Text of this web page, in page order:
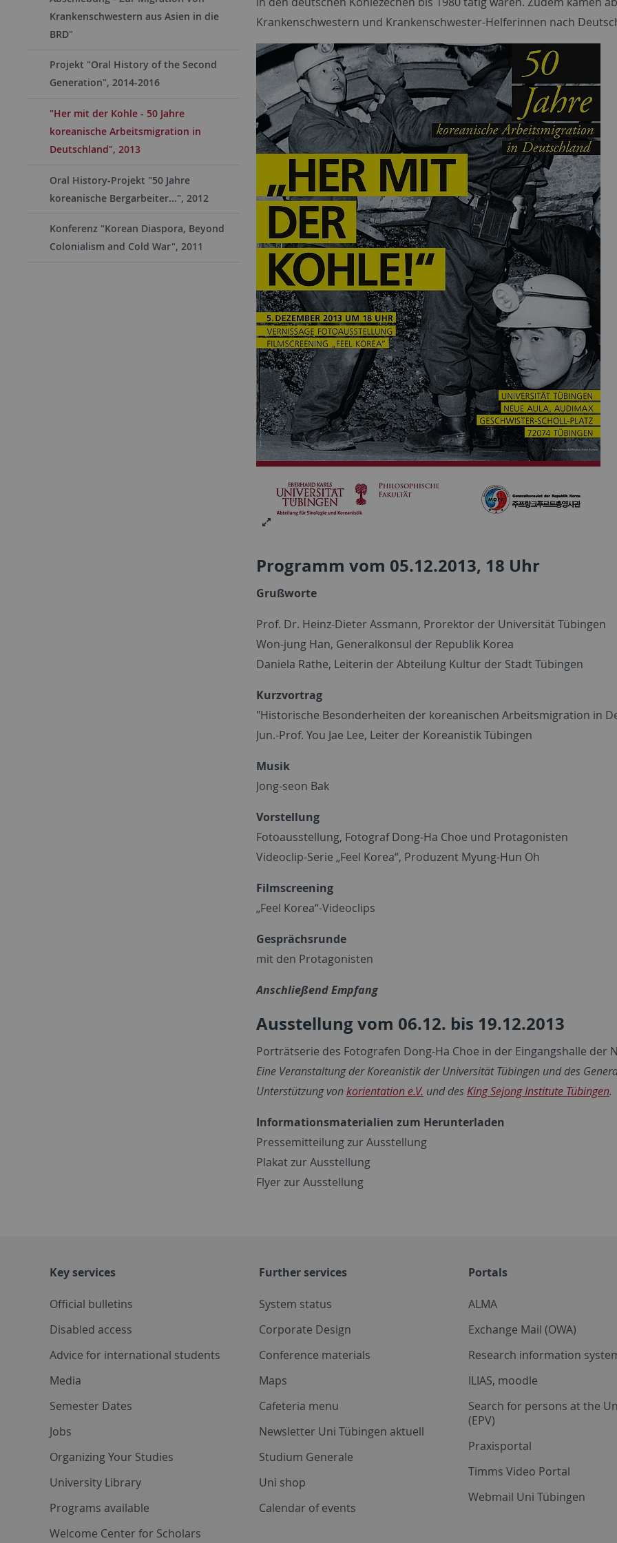
Krankenschwestern aus Asien in die
BRD"
Projekt "Oral History of the Second
Generation", 2014-2016
"Her mit der Kohle - 50 Jahre
koreanische Arbeitsmigration in
Deutschland", 2013
Oral History-Projekt "50 Jahre
koreanische Bergarbeiter...", 2012
Konferenz "Korean Diaspora, Beyond
Colonialism and Cold War", 2011
Krankenschwestern und Krankenschwester-Helferinnen nach
Programm vom 05.12.2013, 18 Uhr
Grußworte
Prof. Dr. Heinz-Dieter Assmann, Prorektor der Universität Tübingen
Won-jung Han, Generalkonsul der Republik Korea
Daniela Rathe, Leiterin der Abteilung Kultur der Stadt Tübingen
Kurzvortrag
"Historische Besonderheiten der koreanischen Arbeitsmigration in
Jun.-Prof. You Jae Lee, Leiter der Koreanistik Tübingen
Musik
Jong-seon Bak
Vorstellung
Fotoausstellung, Fotograf Dong-Ha Choe und Protagonisten
Videoclip-Serie „Feel Korea“, Produzent Myung-Hun Oh
Filmscreening
„Feel Korea“-Videoclips
Gesprächsrunde
mit den Protagonisten
Anschließend Empfang
Ausstellung vom 06.12. bis 19.12.2013
Porträtserie des Fotografen Dong-Ha Choe in der Eingangshalle der
Eine Veranstaltung der Koreanistik der Universität Tübingen und des
Unterstützung vonkorientation e.V. und desKing Sejong Institute Tübingen.
Informationsmaterialien zum Herunterladen
Pressemitteilung zur Ausstellung
Plakat zur Ausstellung
Flyer zur Ausstellung
Key services
Official bulletins
Disabled access
Advice for international students
Media
Semester Dates
Jobs
Organizing Your Studies
University Library
Programs available
Welcome Center for Scholars
Further services
System status
Corporate Design
Conference materials
Maps
Cafeteria menu
Newsletter Uni Tübingen aktuell
Studium Generale
Uni shop
Calendar of events
Portals
ALMA
Exchange Mail (OWA)
Research information
ILIAS, moodle
Search for persons at the
(EPV)
Praxisportal
Timms Video Portal
Webmail Uni Tübingen